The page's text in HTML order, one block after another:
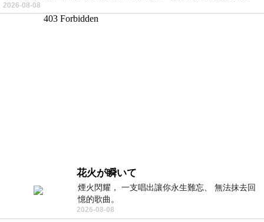
2026-08-08
花火が瞬いて
煙火閃耀， 一支唱出讓你永生難忘、 無法抹去回
憶的歌曲。
2026-08-08